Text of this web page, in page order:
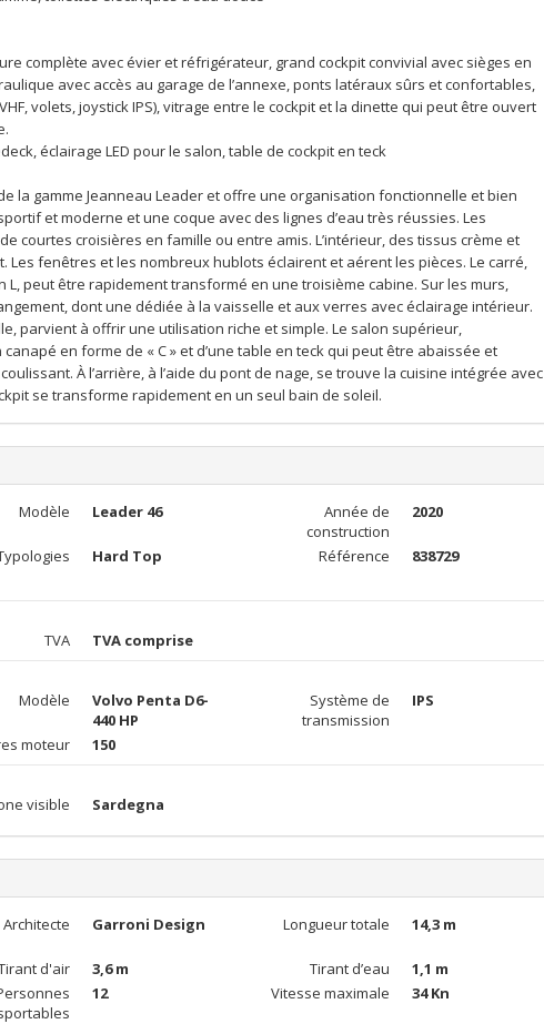
complète avec évier et réfrigérateur, grand cockpit convivial avec sièges en
avec accès au garage de l’annexe, ponts latéraux sûrs et confortables,
volets, joystick IPS), vitrage entre le cockpit et la dinette qui peut être ouvert
éclairage LED pour le salon, table de cockpit en teck
la gamme Jeanneau Leader et offre une organisation fonctionnelle et bien
et moderne et une coque avec des lignes d’eau très réussies. Les
courtes croisières en famille ou entre amis. L’intérieur, des tissus crème et
fenêtres et les nombreux hublots éclairent et aérent les pièces. Le carré,
L, peut être rapidement transformé en une troisième cabine. Sur les murs,
dont une dédiée à la vaisselle et aux verres avec éclairage intérieur.
parvient à offrir une utilisation riche et simple. Le salon supérieur,
en forme de « C » et d’une table en teck qui peut être abaissée et
À l’arrière, à l’aide du pont de nage, se trouve la cuisine intégrée avec
se transforme rapidement en un seul bain de soleil.
Modèle Leader 46
Année de
construction
2020
Hard Top Référence
838729
TVA TVA comprise
Modèle
Volvo Penta D6-
440 HP
Système de
transmission
IPS
moteur 150
visible Sardegna
Architecte Garroni Design Longueur totale 14,3 m
d'air 3,6 m Tirant d’eau
1,1 m
12 Vitesse maximale 34 Kn